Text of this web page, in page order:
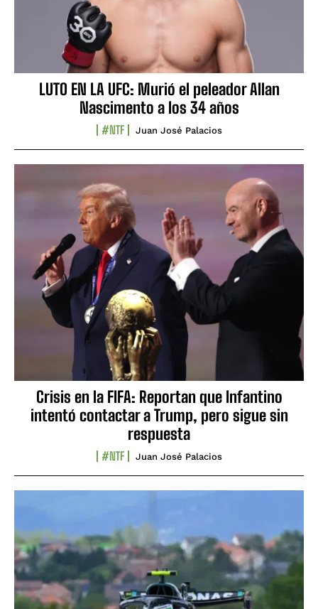
LUTO EN LA UFC: Murió el peleador Allan
Nascimento a los 34 años
#NTF Juan José Palacios
Crisis en la FIFA: Reportan que Infantino
intentó contactar a Trump, pero sigue sin
respuesta
#NTF Juan José Palacios